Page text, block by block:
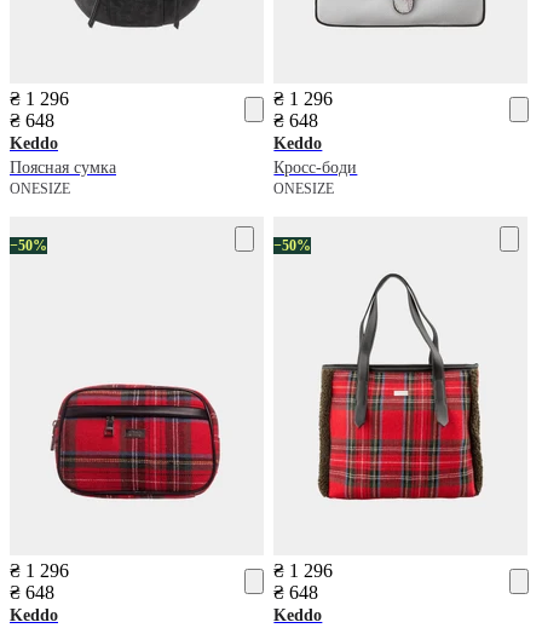
₴ 1 296
₴ 648
Keddo
Поясная сумка
ONESIZE
₴ 1 296
₴ 648
Keddo
Кросс-боди
ONESIZE
−50%
₴ 1 296
₴ 648
Keddo
−50%
₴ 1 296
₴ 648
Keddo